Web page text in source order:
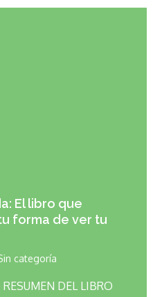
El libro que
forma de ver tu
categoría
DEL LIBRO